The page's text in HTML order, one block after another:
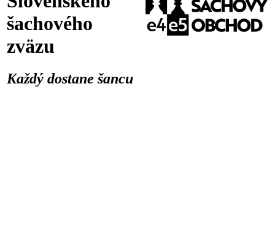
šachového
zväzu
Každý dostane šancu